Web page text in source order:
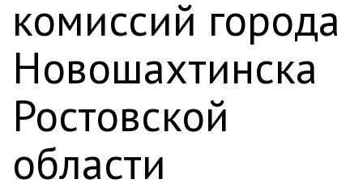
комиссий города
Новошахтинска
Ростовской
области